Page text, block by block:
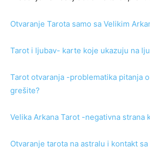
Otvaranje Tarota samo sa Velikim
Tarot i ljubav- karte koje ukazuju na
Tarot otvaranja -problematika pitanja
grešite?
Velika Arkana Tarot -negativna strana
Otvaranje tarota na astralu i kontakt